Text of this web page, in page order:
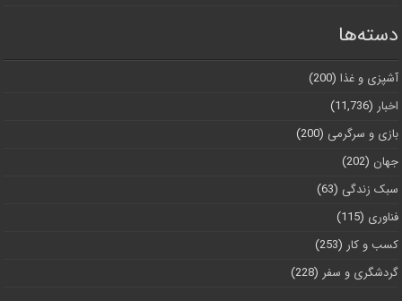
دسته‌ها
آشپزی و غذا (200)
اخبار (11,736)
بازی و سرگرمی (200)
جهان (202)
سبک زندگی (63)
فناوری (115)
کسب و کار (253)
گردشگری و سفر (228)